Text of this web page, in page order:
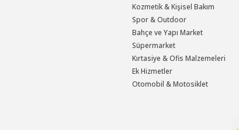
Kozmetik & Kişisel Bakım
Spor & Outdoor
Bahçe ve Yapı Market
Süpermarket
Kırtasiye & Ofis Malzemeleri
Ek Hizmetler
Otomobil & Motosiklet